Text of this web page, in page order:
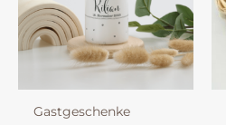
Gastgeschenke